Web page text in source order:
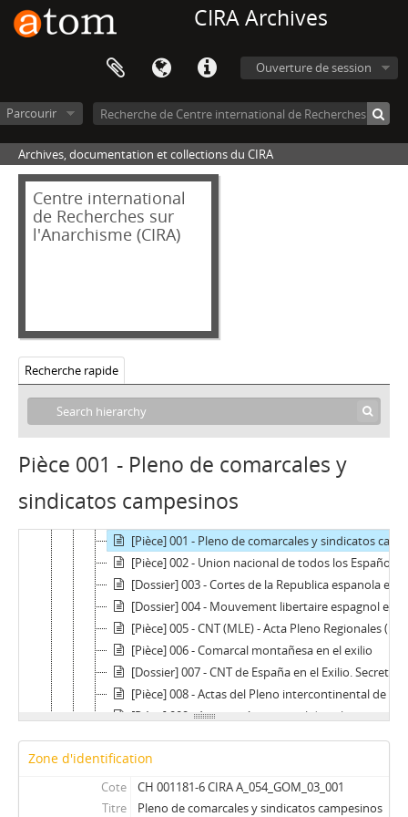
CIRA Archives
Ouverture de session
Parcourir
Archives, documentation et collections du CIRA
Centre international
de Recherches sur
l'Anarchisme (CIRA)
Recherche rapide
Pièce 001 - Pleno de comarcales y
sindicatos campesinos
[Fonds] 024_PGR - Fonds Camille PISSARRO-Jean GRAVE
[Fonds] 025_MIN - Fonds Paule MINCK-NN
[Fonds] 026_WAC - Fonds Karl WALTER-Edward CARPENTER
[Fonds] 027_BRM - Fonds BROCHER-Louise Michel
[Fonds] 028_LON - Fonds André LORULOT-NN
[Fonds] 029_HOP - Fonds Charles HOCHHAUSER - Walter PREIS
[Fonds] 030_CRO - Fonds Alexandre CROIX
[Fonds] 031_BLA - Fonds José BLANCO
[Fonds] 032_WES - Fonds Jeremy WESTALL
[Fonds] 033_CRIFA - Fonds Commission de relations de l'Internationale des fédérations anarchistes
[Fonds] 035_FON - Fonds Dino FONTANA
[Fonds] 041_FER - Fonds Pietro FERRUA
[Fonds] 046_AMI - Fonds Alfred AMIGUET
[Fonds] 047_DOI - Fonds Tassé DOITCHINOV
[Fonds] 050_GAL - Fonds Vicente GALINDO (Fontaura)
[Fonds] 054_GOM - Fonds Fernando GOMEZ PELAEZ
[Série] 01 - Activités et campagnes
[Série] 02 - Documentation et divers
[Série] 03 - CNT-MLE (Exil)
[Pièce] 001 - Pleno de comarcales y sindicatos campesinos
[Pièce] 002 - Union nacional de todos los Españoles – Doctrina, programa, acción
[Dossier] 003 - Cortes de la Republica espanola en el exilio
[Dossier] 004 - Mouvement libertaire espagnol en France à la fin de la deuxième guerre mondiale
[Pièce] 005 - CNT (MLE) - Acta Pleno Regionales (en España)
[Pièce] 006 - Comarcal montañesa en el exilio
[Dossier] 007 - CNT de España en el Exilio. Secretariado intercontinental. Toulouse
[Pièce] 008 - Actas del Pleno intercontinental de nucleos de la C.N.T de España en el exilio, celebrado en Toulouse
[Pièce] 009 - Agrupación nacional de militantes confederales C.N.T. - A.I.T. Toulouse
[Dossier] 010 - F. I. J. L. en el Exilio – Organisación juvenil et autres groupes de jeunesse
[Dossier] 011 - Agrupación de Venezuela - CNT de España, FIJL, MLE
[Dossier] 012 - Sub-comité
[Dossier] 013 - Propagande anti-franquiste
Zone d'identification
Cote
CH 001181-6 CIRA A_054_GOM_03_001
Titre
Pleno de comarcales y sindicatos campesinos